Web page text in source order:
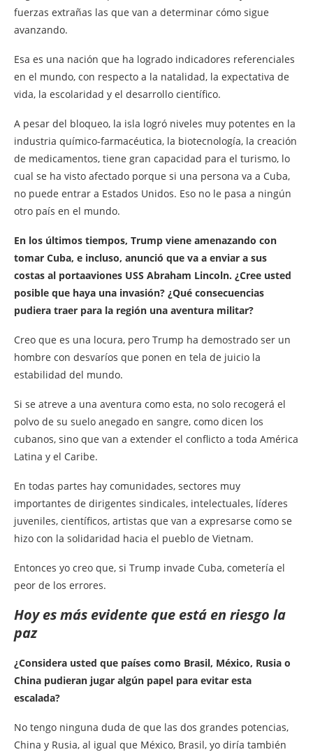
fuerzas extrañas las que van a determinar cómo sigue
avanzando.
Esa es una nación que ha logrado indicadores referenciales
en el mundo, con respecto a la natalidad, la expectativa de
vida, la escolaridad y el desarrollo científico.
A pesar del bloqueo, la isla logró niveles muy potentes en la
industria químico-farmacéutica, la biotecnología, la creación
de medicamentos, tiene gran capacidad para el turismo, lo
cual se ha visto afectado porque si una persona va a Cuba,
no puede entrar a Estados Unidos. Eso no le pasa a ningún
otro país en el mundo.
En los últimos tiempos, Trump viene amenazando con
tomar Cuba, e incluso, anunció que va a enviar a sus
costas al portaaviones USS Abraham Lincoln. ¿Cree usted
posible que haya una invasión? ¿Qué consecuencias
pudiera traer para la región una aventura militar?
Creo que es una locura, pero Trump ha demostrado ser un
hombre con desvaríos que ponen en tela de juicio la
estabilidad del mundo.
Si se atreve a una aventura como esta, no solo recogerá el
polvo de su suelo anegado en sangre, como dicen los
cubanos, sino que van a extender el conflicto a toda América
Latina y el Caribe.
En todas partes hay comunidades, sectores muy
importantes de dirigentes sindicales, intelectuales, líderes
juveniles, científicos, artistas que van a expresarse como se
hizo con la solidaridad hacia el pueblo de Vietnam.
Entonces yo creo que, si Trump invade Cuba, cometería el
peor de los errores.
Hoy es más evidente que está en riesgo la
paz
¿Considera usted que países como Brasil, México, Rusia o
China pudieran jugar algún papel para evitar esta
escalada?
No tengo ninguna duda de que las dos grandes potencias,
China y Rusia, al igual que México, Brasil, yo diría también